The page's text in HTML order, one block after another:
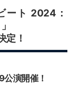
ート 2024：
定！
演開催！